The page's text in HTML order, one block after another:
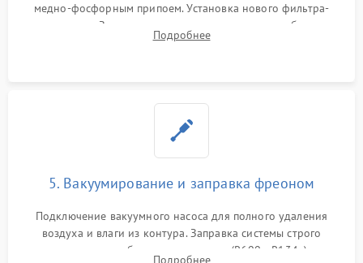
медно-фосфорным припоем. Установка нового фильтра-
осушителя. Замена изношенных вентиляторов обдува,
сломанных заслонок или поврежденных дверных петель.
Подробнее
5. Вакуумирование и заправка фреоном
Подключение вакуумного насоса для полного удаления
воздуха и влаги из контура. Заправка системы строго
дозированным объемом хладагента (R600a, R134a) по
Подробнее